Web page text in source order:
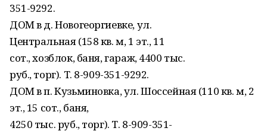
351-9292.
ДОМ в д. Новогеоргиевке, ул.
Центральная (158 кв. м, 1 эт., 11
сот., хозблок, баня, гараж, 4400 тыс.
руб., торг). Т. 8-909-351-9292.
ДОМ в п. Кузьминовка, ул. Шоссейная (110 кв. м, 2
эт., 15 сот., баня,
4250 тыс. руб., торг). Т. 8-909-351-